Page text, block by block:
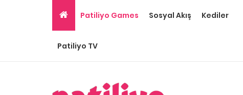
Patiliyo Games Sosyal Akış Kediler
Patiliyo TV